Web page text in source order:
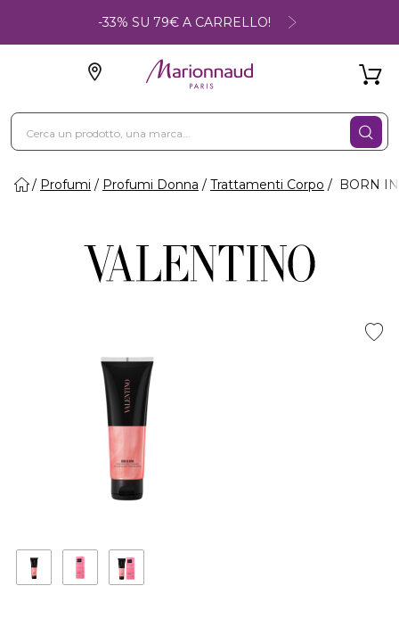
-33% SU 79€ A CARRELLO!
Profumi Profumi Donna Trattamenti Corpo BORN